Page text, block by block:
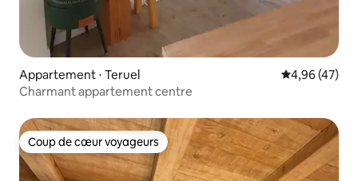
Appartement ⋅ Teruel Évaluation
4,96 (47)
Charmant appartement centre
Coup de cœur voyageurs
Coup de cœur voyageurs